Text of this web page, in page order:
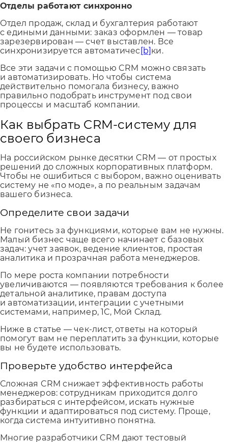
Отделы работают синхронно
Отдел продаж, склад и бухгалтерия работают
с едиными данными: заказ оформлен — товар
зарезервирован — счет выставлен. Все
синхронизируется автоматичес [b]ки.
Все эти задачи с помощью CRM можно связать
и автоматизировать. Но чтобы система
действительно помогала бизнесу, важно
правильно подобрать инструмент под свои
процессы и масштаб компании.
Как выбрать CRM-систему для
своего бизнеса
На российском рынке десятки CRM — от простых
решений до сложных корпоративных платформ.
Чтобы не ошибиться с выбором, важно оценивать
систему не «по моде», а по реальным задачам
вашего бизнеса.
Определите свои задачи
Не гонитесь за функциями, которые вам не нужны.
Малый бизнес чаще всего начинает с базовых
задач: учет заявок, ведение клиентов, простая
аналитика и прозрачная работа менеджеров.
По мере роста компании потребности
увеличиваются — появляются требования к более
детальной аналитике, правам доступа
и автоматизации, интеграции с учетными
системами, например, 1С, Мой Склад.
Ниже в статье — чек-лист, ответы на который
помогут вам не переплатить за функции, которые
вы не будете использовать.
Проверьте удобство интерфейса
Сложная CRM снижает эффективность работы
менеджеров: сотрудникам приходится долго
разбираться с интерфейсом, искать нужные
функции и адаптироваться под систему. Проще,
когда система интуитивно понятна.
Многие разработчики CRM дают тестовый